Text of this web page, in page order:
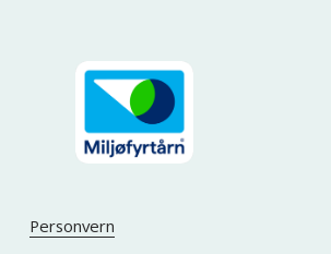
Personvern